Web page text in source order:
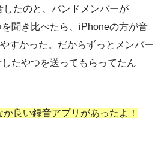
たのと、バンドメンバーが
聞き比べたら、iPhoneの方が音
すかった。だからずっとメンバー
たやつを送ってもらってたん
良い録音アプリがあったよ！